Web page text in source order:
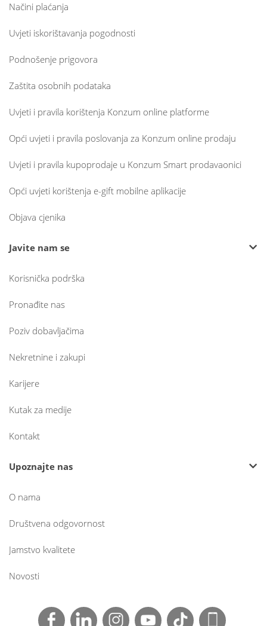
Načini plaćanja
Uvjeti iskorištavanja pogodnosti
Podnošenje prigovora
Zaštita osobnih podataka
Uvjeti i pravila korištenja Konzum online platforme
Opći uvjeti i pravila poslovanja za Konzum online prodaju
Uvjeti i pravila kupoprodaje u Konzum Smart prodavaonici
Opći uvjeti korištenja e-gift mobilne aplikacije
Objava cjenika
Javite nam se
Korisnička podrška
Pronađite nas
Poziv dobavljačima
Nekretnine i zakupi
Karijere
Kutak za medije
Kontakt
Upoznajte nas
O nama
Društvena odgovornost
Jamstvo kvalitete
Novosti